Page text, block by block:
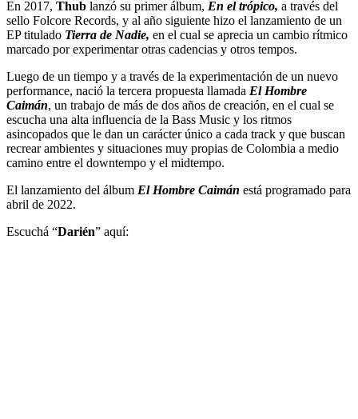
En 2017, Thub lanzó su primer álbum, En el trópico, a través del
sello Folcore Records, y al año siguiente hizo el lanzamiento de un
EP titulado Tierra de Nadie, en el cual se aprecia un cambio rítmico
marcado por experimentar otras cadencias y otros tempos.
Luego de un tiempo y a través de la experimentación de un nuevo
performance, nació la tercera propuesta llamada El Hombre
Caimán, un trabajo de más de dos años de creación, en el cual se
escucha una alta influencia de la Bass Music y los ritmos
asincopados que le dan un carácter único a cada track y que buscan
recrear ambientes y situaciones muy propias de Colombia a medio
camino entre el downtempo y el midtempo.
El lanzamiento del álbum El Hombre Caimán está programado para
abril de 2022.
Escuchá “Darién” aquí: